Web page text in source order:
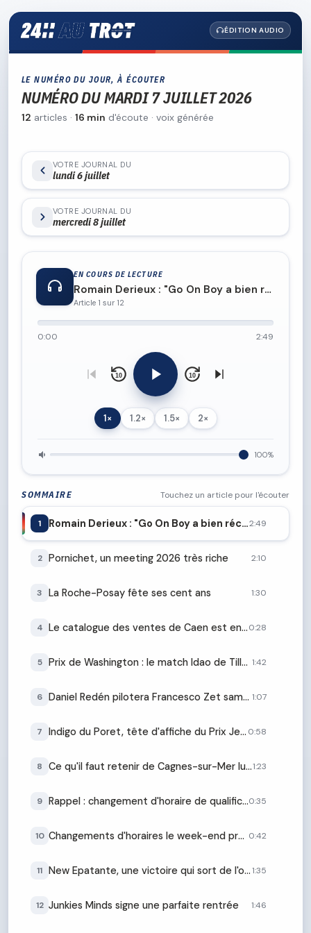
ÉDITION AUDIO
LE NUMÉRO DU JOUR, À ÉCOUTER
NUMÉRO DU MARDI 7 JUILLET 2026
12 articles · 16 min d'écoute · voix générée
VOTRE JOURNAL DU
lundi 6 juillet
VOTRE JOURNAL DU
mercredi 8 juillet
EN COURS DE LECTURE
Romain Derieux : "Go On Boy a bien récupéré de son Elitloppet"
Article 1 sur 12
0:00 2:49
10 10
1× 1.2× 1.5× 2×
100%
SOMMAIRE Touchez un article pour l'écouter
1 Romain Derieux : "Go On Boy a bien récupéré de son Elitloppet"2:49
2 Pornichet, un meeting 2026 très riche 2:10
3 La Roche-Posay fête ses cent ans 1:30
4 Le catalogue des ventes de Caen est en ligne0:28
5 Prix de Washington : le match Idao de Tillard vs Go On Boy se prépare 1:42
6 Daniel Redén pilotera Francesco Zet samedi 1:07
7 Indigo du Poret, tête d'affiche du Prix Jean-Paul Fairand 0:58
8 Ce qu'il faut retenir de Cagnes-sur-Mer lundi soir1:23
9 Rappel : changement d'horaire de qualifications0:35
10 Changements d'horaires le week-end prochain 0:42
11 New Epatante, une victoire qui sort de l'ordinaire1:35
12 Junkies Minds signe une parfaite rentrée 1:46